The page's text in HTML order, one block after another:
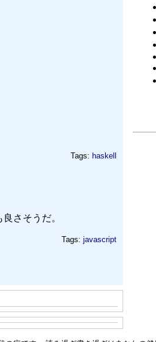
Tags: haskell
さそうだ。
Tags: javascript